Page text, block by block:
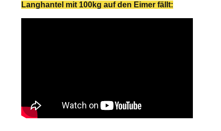
Langhantel mit 100kg auf den Eimer fällt: